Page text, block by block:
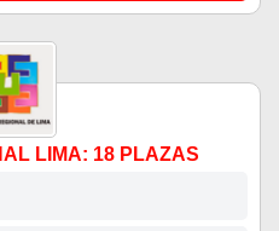
LIMA: 18 PLAZAS